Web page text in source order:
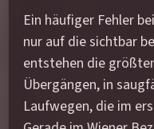
Ein häufiger Fehler
nur auf die sichtbar
entstehen die
Übergängen, in
Laufwegen, die im